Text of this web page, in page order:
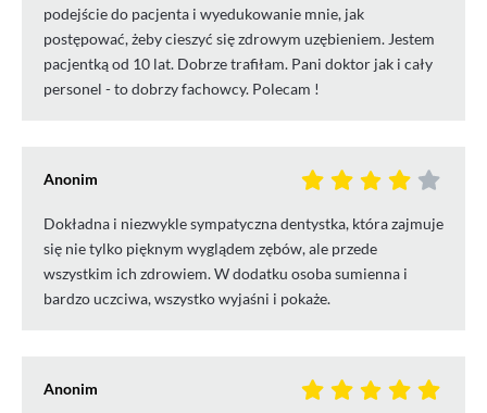
podejście do pacjenta i wyedukowanie mnie, jak
postępować, żeby cieszyć się zdrowym uzębieniem. Jestem
pacjentką od 10 lat. Dobrze trafiłam. Pani doktor jak i cały
personel - to dobrzy fachowcy. Polecam !
Anonim
Dokładna i niezwykle sympatyczna dentystka, która zajmuje
się nie tylko pięknym wyglądem zębów, ale przede
wszystkim ich zdrowiem. W dodatku osoba sumienna i
bardzo uczciwa, wszystko wyjaśni i pokaże.
Anonim